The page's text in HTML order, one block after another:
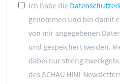
Ich habe die
genommen und bin damit
von mir angegebenen
und gespeichert werden.
dabei nur streng
des SCHAU HIN!-